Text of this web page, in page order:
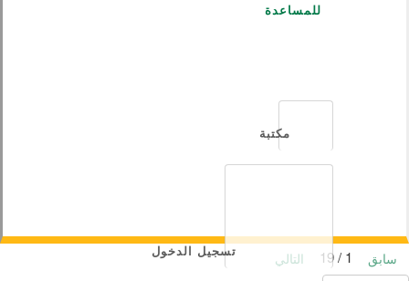
للمساعدة
مكتبة
تسجيل الدخول سابق
التالي